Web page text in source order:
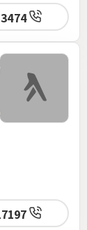
052-5363474